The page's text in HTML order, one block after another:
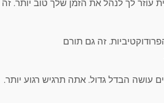
עוזר לך לנהל את הזמן שלך טוב יותר. זה
זה גם תורם
עושה הבדל גדול. אתה תרגיש רגוע יותר.